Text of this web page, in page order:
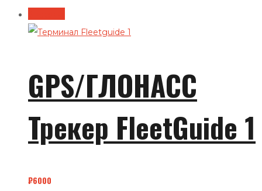
GPS/ГЛОНАСС
Трекер FleetGuide 1
₽6000